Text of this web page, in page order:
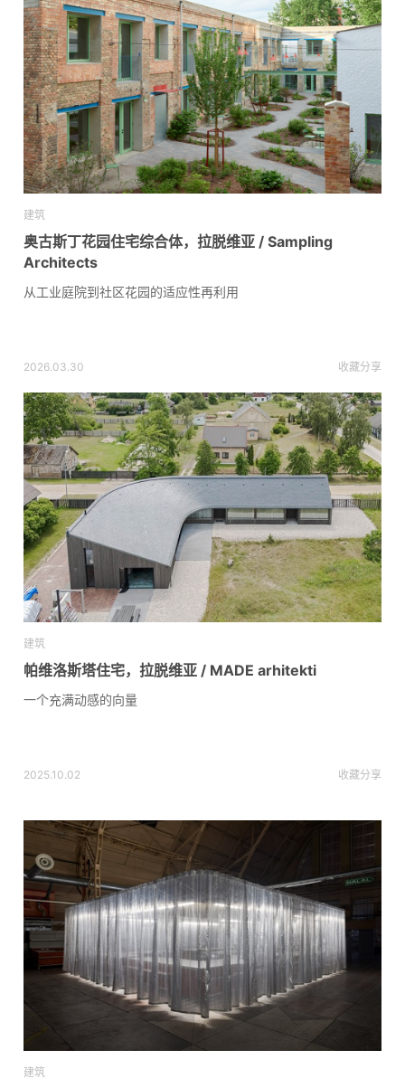
建筑
奥古斯丁花园住宅综合体，拉脱维亚 / Sampling
Architects
从工业庭院到社区花园的适应性再利用
2026.03.30 收藏分享
建筑
帕维洛斯塔住宅，拉脱维亚 / MADE arhitekti
一个充满动感的向量
2025.10.02 收藏分享
建筑